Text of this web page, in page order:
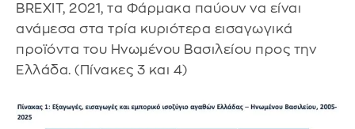
BREXIT, 2021, τα Φάρμακα παύουν να είναι
ανάμεσα στα τρία κυριότερα εισαγωγικά
προϊόντα του Ηνωμένου Βασιλείου προς την
Ελλάδα. (Πίνακες 3 και 4)